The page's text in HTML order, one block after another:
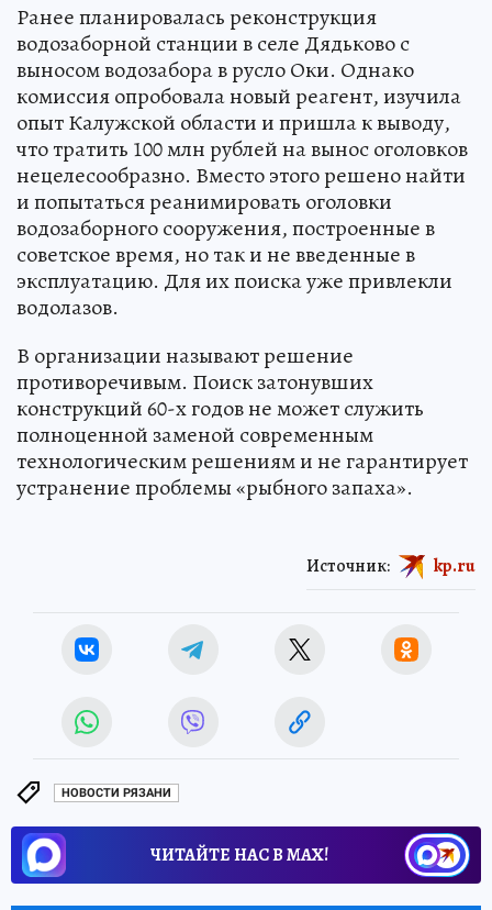
Ранее планировалась реконструкция
водозаборной станции в селе Дядьково с
выносом водозабора в русло Оки. Однако
комиссия опробовала новый реагент, изучила
опыт Калужской области и пришла к выводу,
что тратить 100 млн рублей на вынос оголовков
нецелесообразно. Вместо этого решено найти
и попытаться реанимировать оголовки
водозаборного сооружения, построенные в
советское время, но так и не введенные в
эксплуатацию. Для их поиска уже привлекли
водолазов.
В организации называют решение
противоречивым. Поиск затонувших
конструкций 60-х годов не может служить
полноценной заменой современным
технологическим решениям и не гарантирует
устранение проблемы «рыбного запаха».
Источник: kp.ru
НОВОСТИ РЯЗАНИ
ЧИТАЙТЕ НАС В МАХ!